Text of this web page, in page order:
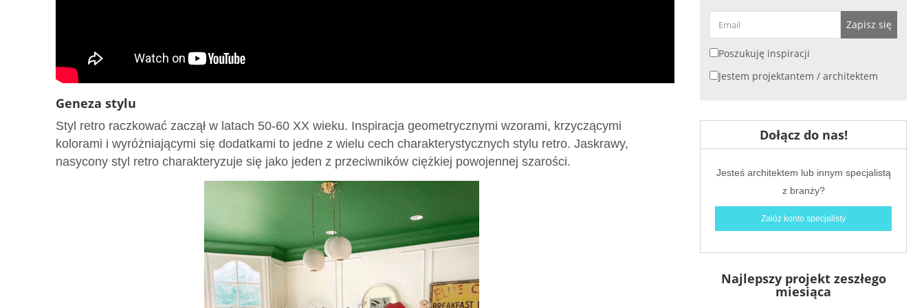
Geneza stylu
Styl retro raczkować zaczął w latach 50-60 XX wieku. Inspiracja geometrycznymi wzorami, krzyczącymi
kolorami i wyróżniającymi się dodatkami to jedne z wielu cech charakterystycznych stylu retro. Jaskrawy,
nasycony styl retro charakteryzuje się jako jeden z przeciwników ciężkiej powojennej szarości.
Zapisz się
Poszukuję inspiracji
Jestem projektantem / architektem
Dołącz do nas!
Jesteś architektem lub innym specjalistą
z branży?
Załóż konto specjalisty
Najlepszy projekt zeszłego
miesiąca